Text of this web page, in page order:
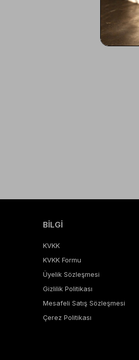
BİLGİ
KVKK
KVKK Formu
Üyelik Sözleşmesi
Gizlilik Politikası
Mesafeli Satış Sözleşmesi
Çerez Politikası